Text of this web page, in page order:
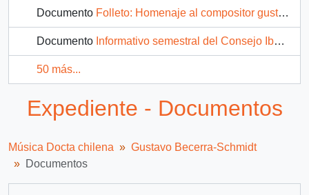
Documento Folleto: Homenaje al compositor gustavo Becerra-Schmidt
Documento Informativo semestral del Consejo Iberoamericano de la Música (CIMUS)
50 más...
Expediente - Documentos
Música Docta chilena
Gustavo Becerra-Schmidt
Documentos